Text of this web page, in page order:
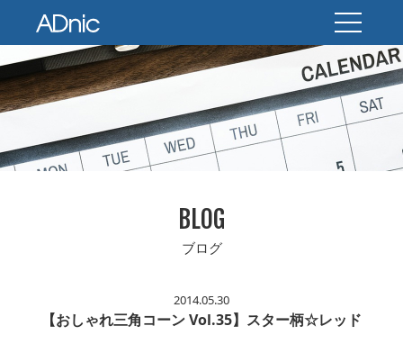
BLOG
ブログ
2014.05.30
【おしゃれ三角コーン Vol.35】スター柄☆レッド